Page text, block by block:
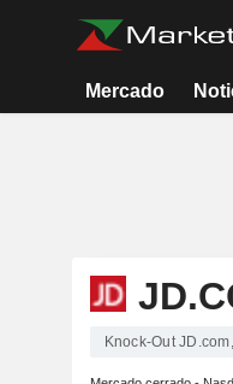
Mercado
Knock-Out